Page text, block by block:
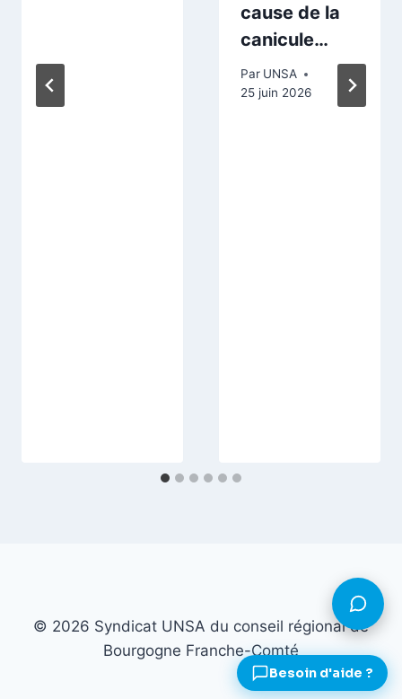
cause de la
canicule…
Par UNSA
25 juin 2026
© 2026 Syndicat UNSA du conseil régional de
Bourgogne Franche-Comté